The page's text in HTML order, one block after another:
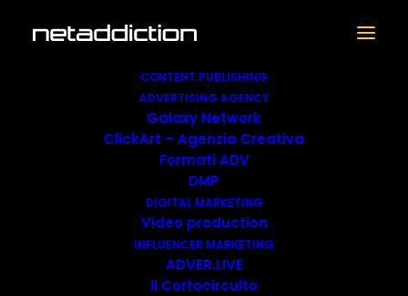
CONTENT PUBLISHING
ADVERTISING AGENCY
Galaxy Network
ClickArt – Agenzia Creativa
Formati ADV
DMP
DIGITAL MARKETING
Video production
INFLUENCER MARKETING
ADVER.LIVE
Il Cortocircuito
Privacy Policy